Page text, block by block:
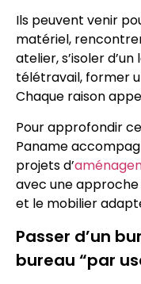
Ils peuvent venir
matériel,
atelier, s’isoler
télétravail, former
Chaque raison
Pour approfondir
Paname
projets d’
avec une approche
et le mobilier
Passer d’un
bureau “par